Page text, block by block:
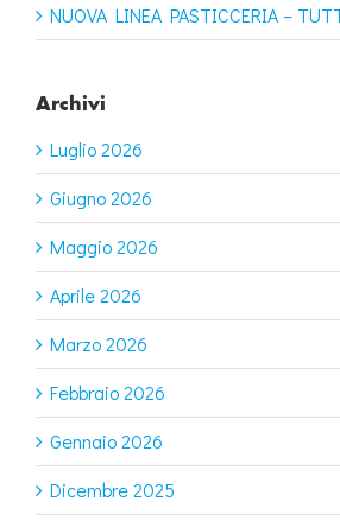
NUOVA LINEA PASTICCERIA –
Archivi
Luglio 2026
Giugno 2026
Maggio 2026
Aprile 2026
Marzo 2026
Febbraio 2026
Gennaio 2026
Dicembre 2025